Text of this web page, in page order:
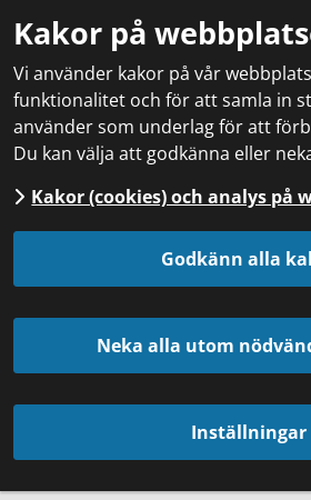
Kakor på
Vi använder kakor på vår
funktionalitet och för att samla in
använder som underlag för att
Du kan välja att godkänna eller
Kakor (cookies) och analys på
Godkänn alla
Neka alla utom
Inställningar